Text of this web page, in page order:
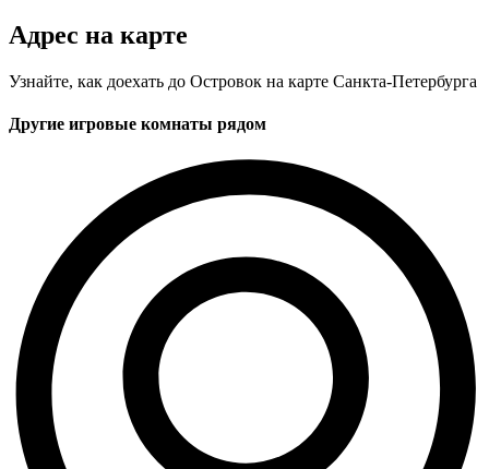
Адрес на карте
Узнайте, как доехать до Островок на карте Санкта-Петербурга
Другие игровые комнаты рядом